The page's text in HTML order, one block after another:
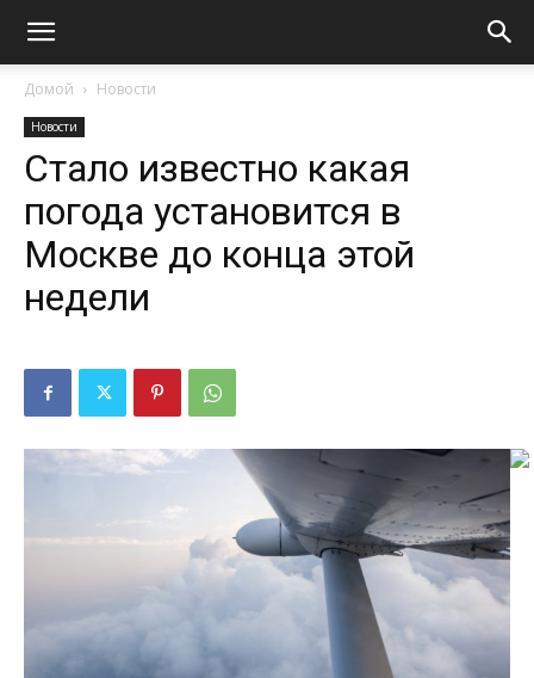
Домой Новости
Новости
Стало известно какая
погода установится в
Москве до конца этой
недели